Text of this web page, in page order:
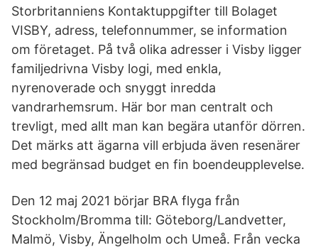
Storbritanniens Kontaktuppgifter till Bolaget
VISBY, adress, telefonnummer, se information
om företaget. På två olika adresser i Visby ligger
familjedrivna Visby logi, med enkla,
nyrenoverade och snyggt inredda
vandrarhemsrum. Här bor man centralt och
trevligt, med allt man kan begära utanför dörren.
Det märks att ägarna vill erbjuda även resenärer
med begränsad budget en fin boendeupplevelse.
Den 12 maj 2021 börjar BRA flyga från
Stockholm/Bromma till: Göteborg/Landvetter,
Malmö, Visby, Ängelholm och Umeå. Från vecka